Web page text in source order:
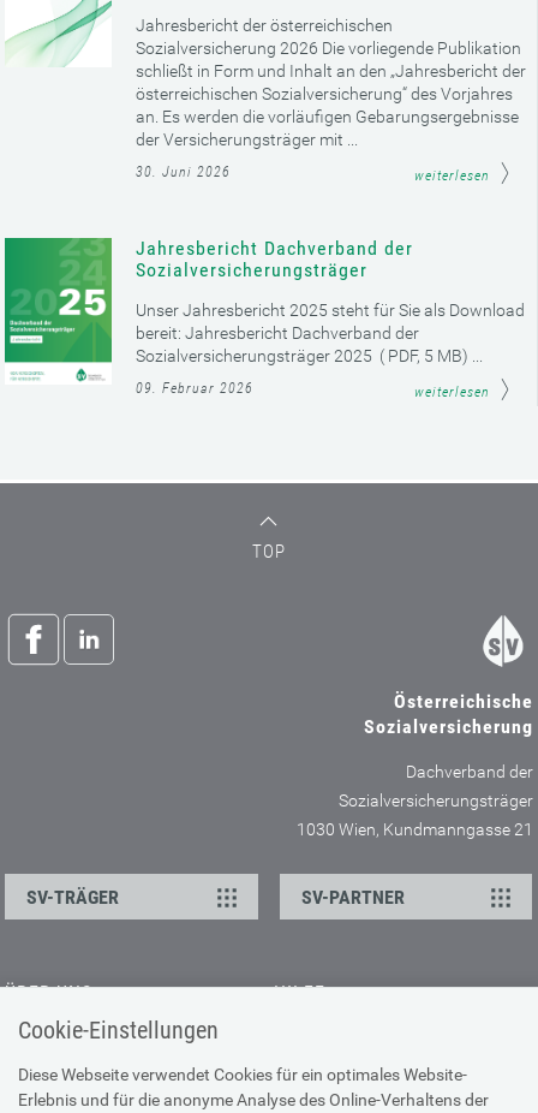
Cookie-Einstellungen
Diese Webseite verwendet Cookies für ein optimales Website-
Erlebnis und für die anonyme Analyse des Online-Verhaltens der
Jahresbericht der österreichischen
Sozialversicherung 2026 Die vorliegende Publikation
schließt in Form und Inhalt an den „Jahresbericht der
österreichischen Sozialversicherung“ des Vorjahres
an. Es werden die vorläufigen Gebarungsergebnisse
der Versicherungsträger mit ...
30. Juni 2026 weiterlesen
Jahresbericht Dachverband der
Sozialversicherungsträger
Unser Jahresbericht 2025 steht für Sie als Download
bereit: Jahresbericht Dachverband der
Sozialversicherungsträger 2025 ( PDF, 5 MB) ...
09. Februar 2026 weiterlesen
TOP
Österreichische
Sozialversicherung
Dachverband der
Sozialversicherungsträger
1030 Wien, Kundmanngasse 21
SV-TRÄGER SV-PARTNER
ÜBER UNS
Kontakt
Offene Stellen
Presse
HILFE
Browser-Info & Sicherheit
Hilfe zur Suche